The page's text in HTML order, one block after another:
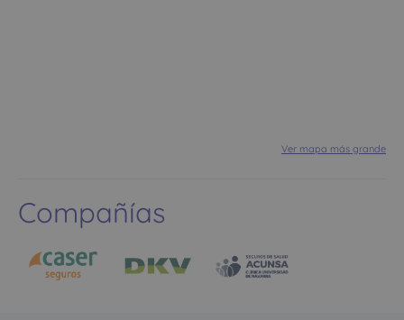
Ver mapa más grande
Compañías